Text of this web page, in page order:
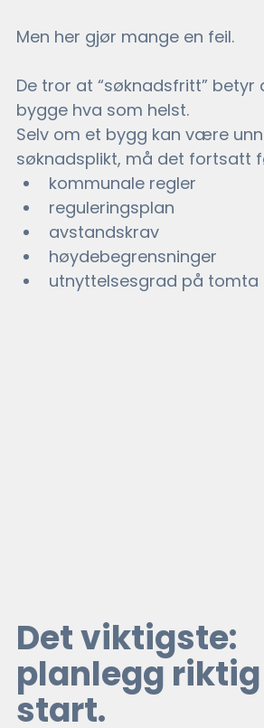
Men her gjør mange en feil.
De tror at “søknadsfritt” betyr
bygge hva som helst.
Selv om et bygg kan være
søknadsplikt, må det fortsatt
kommunale regler
reguleringsplan
avstandskrav
høydebegrensninger
utnyttelsesgrad på tomta
Det viktigste:
planlegg
start.